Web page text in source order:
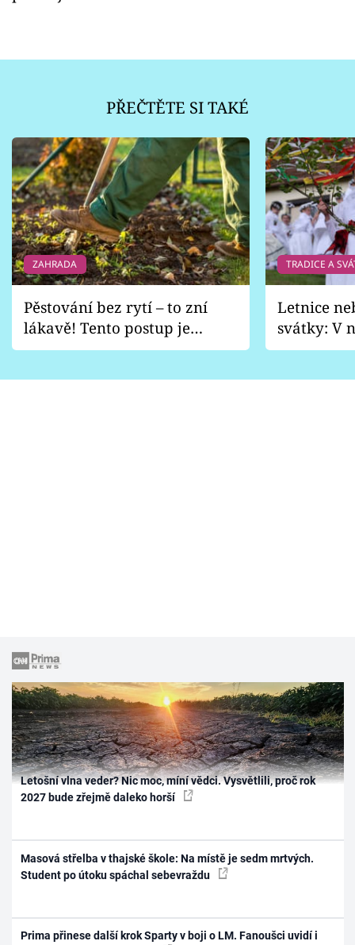
PŘEČTĚTE SI TAKÉ
ZAHRADA
Pěstování bez rytí – to zní
lákavě! Tento postup je
vhodný jen pro některé
TRADICE A
Letnice
svátky: V
pondělí
Letošní vlna veder? Nic moc, míní vědci. Vysvětlili, proč rok
2027 bude zřejmě daleko horší
Masová střelba v thajské škole: Na místě je sedm mrtvých.
Student po útoku spáchal sebevraždu
Prima přinese další krok Sparty v boji o LM. Fanoušci uvidí i